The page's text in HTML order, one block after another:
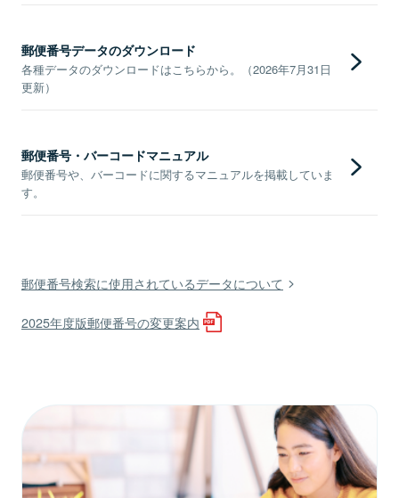
郵便番号データのダウンロード
各種データのダウンロードはこちらから。（2026年7月31日
更新）
郵便番号・バーコードマニュアル
郵便番号や、バーコードに関するマニュアルを掲載していま
す。
郵便番号検索に使用されているデータについて
2025年度版郵便番号の変更案内